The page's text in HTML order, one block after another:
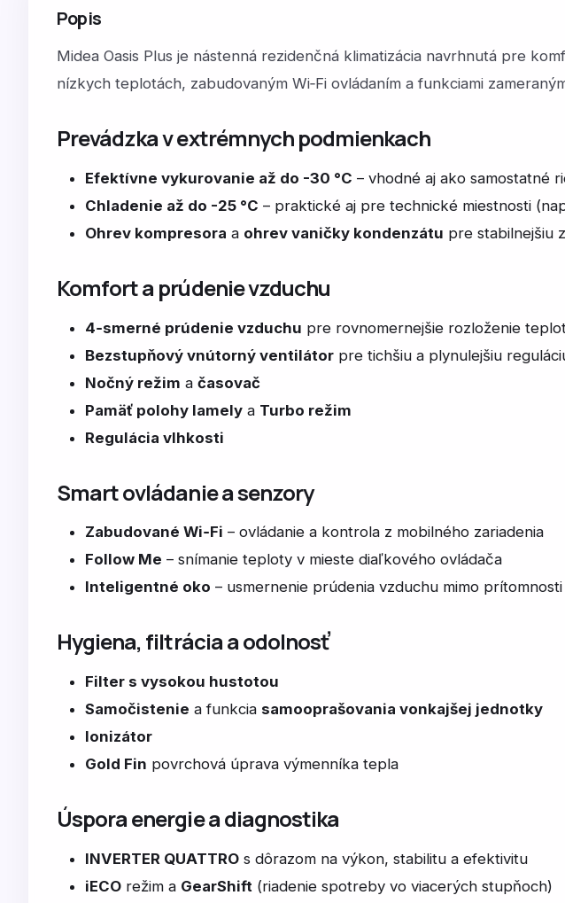
Popis
Midea Oasis Plus je nástenná rezidenčná klimatizácia navrhnutá pre
nízkych teplotách, zabudovaným Wi‑Fi ovládaním a funkciami
Prevádzka v extrémnych podmienkach
Efektívne vykurovanie až do -30 °C – vhodné aj ako samostatné
Chladenie až do -25 °C – praktické aj pre technické miestnosti
Ohrev kompresora a ohrev vaničky kondenzátu pre stabilnejšiu
Komfort a prúdenie vzduchu
4‑smerné prúdenie vzduchu pre rovnomernejšie rozloženie
Bezstupňový vnútorný ventilátor pre tichšiu a plynulejšiu
Nočný režim a časovač
Pamäť polohy lamely a Turbo režim
Regulácia vlhkosti
Smart ovládanie a senzory
Zabudované Wi‑Fi – ovládanie a kontrola z mobilného zariadenia
Follow Me – snímanie teploty v mieste diaľkového ovládača
Inteligentné oko – usmernenie prúdenia vzduchu mimo
Hygiena, filtrácia a odolnosť
Filter s vysokou hustotou
Samočistenie a funkcia samooprašovania vonkajšej jednotky
Ionizátor
Gold Fin povrchová úprava výmenníka tepla
Úspora energie a diagnostika
INVERTER QUATTRO s dôrazom na výkon, stabilitu a efektivitu
iECO režim a GearShift (riadenie spotreby vo viacerých stupňoch)